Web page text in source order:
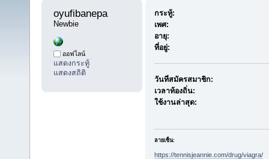
oyufibanepa
Newbie
ออฟไลน์
แสดงกระทู้
แสดงสถิติ
กระทู้:
เพศ:
อายุ:
ที่อยู่:
วันที่สมัครสมาชิก:
เวลาท้องถิ่น:
ใช้งานล่าสุด:
ลายเซ็น:
https://tennisjeannie.com/drug/viagra/